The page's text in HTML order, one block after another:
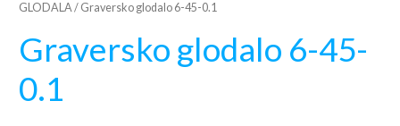
GLODALA/ Graversko glodalo 6-45-0.1
Graversko glodalo 6-45-
0.1